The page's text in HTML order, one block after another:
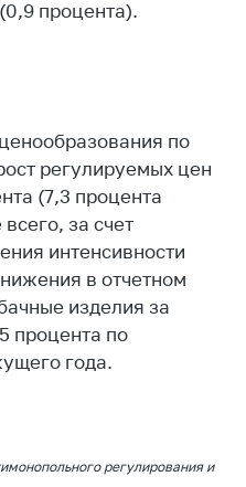
процента).
по
регулируемых цен
(7,3 процента
за счет
интенсивности
в отчетном
изделия за
процента по
года.
регулирования и